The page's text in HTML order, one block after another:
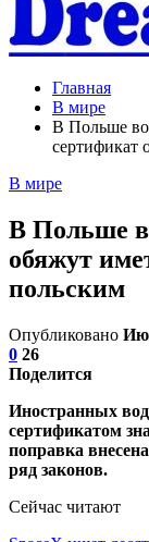
Главная
В мире
В Польше
сертификат
В мире
В Польше
обяжут
польским
Опубликовано
0 26
Поделится
Иностранных
сертификатом
поправка
ряд законов.
Сейчас читают